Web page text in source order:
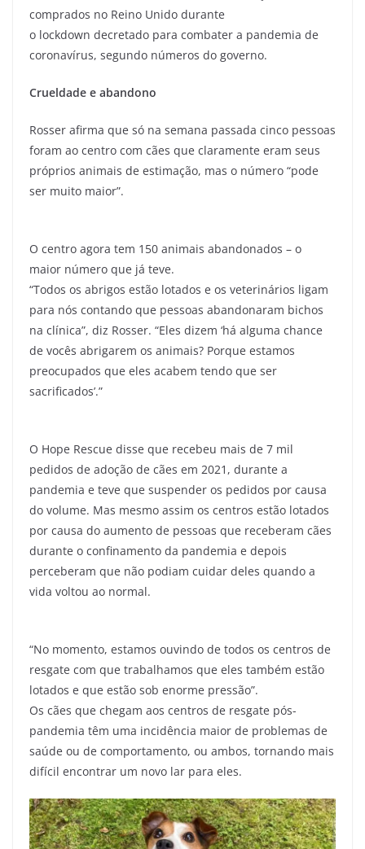
comprados no Reino Unido durante
o lockdown decretado para combater a pandemia de
coronavírus, segundo números do governo.
Crueldade e abandono
Rosser afirma que só na semana passada cinco pessoas
foram ao centro com cães que claramente eram seus
próprios animais de estimação, mas o número “pode
ser muito maior”.
O centro agora tem 150 animais abandonados – o
maior número que já teve.
“Todos os abrigos estão lotados e os veterinários ligam
para nós contando que pessoas abandonaram bichos
na clínica”, diz Rosser. “Eles dizem ‘há alguma chance
de vocês abrigarem os animais? Porque estamos
preocupados que eles acabem tendo que ser
sacrificados’.”
O Hope Rescue disse que recebeu mais de 7 mil
pedidos de adoção de cães em 2021, durante a
pandemia e teve que suspender os pedidos por causa
do volume. Mas mesmo assim os centros estão lotados
por causa do aumento de pessoas que receberam cães
durante o confinamento da pandemia e depois
perceberam que não podiam cuidar deles quando a
vida voltou ao normal.
“No momento, estamos ouvindo de todos os centros de
resgate com que trabalhamos que eles também estão
lotados e que estão sob enorme pressão”.
Os cães que chegam aos centros de resgate pós-
pandemia têm uma incidência maior de problemas de
saúde ou de comportamento, ou ambos, tornando mais
difícil encontrar um novo lar para eles.